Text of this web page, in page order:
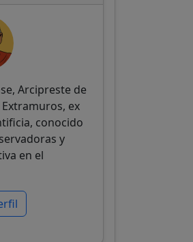
Arcipreste de
Extramuros, ex
conocido
y
en el